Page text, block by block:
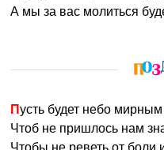
А мы за вас молиться
Пусть будет небо
Чтоб не пришлось нам
Чтобы не реветь от боли